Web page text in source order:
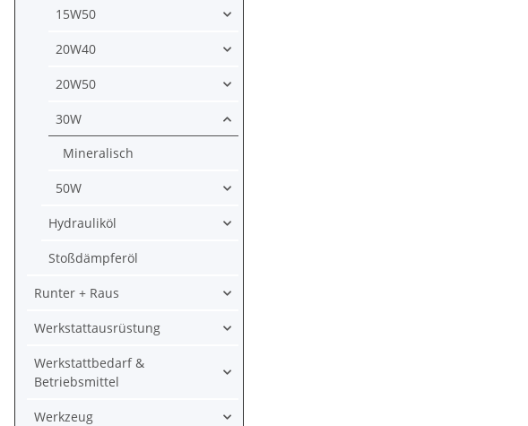
15W50
20W40
20W50
30W
Mineralisch
50W
Hydrauliköl
Stoßdämpferöl
Runter + Raus
Werkstattausrüstung
Werkstattbedarf &
Betriebsmittel
Werkzeug